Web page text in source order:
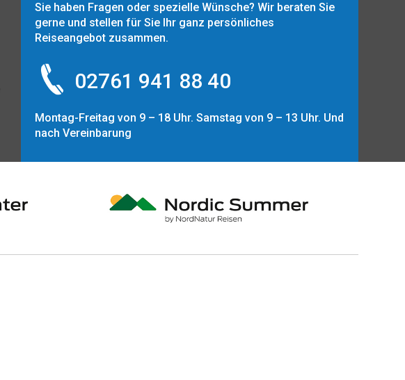
Sie haben Fragen oder spezielle Wünsche? Wir beraten Sie
gerne und stellen für Sie Ihr ganz persönliches
Reiseangebot zusammen.
02761 941 88 40
Montag-Freitag von 9 – 18 Uhr. Samstag von 9 – 13 Uhr. Und
nach Vereinbarung